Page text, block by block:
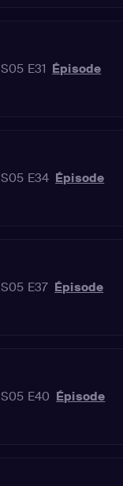
S05 E31 Épisode
S05 E34 Épisode
S05 E37 Épisode
S05 E40 Épisode